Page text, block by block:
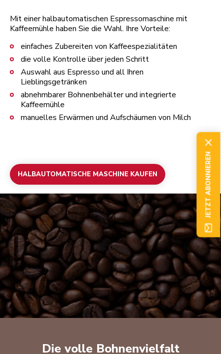
Mit einer halbautomatischen Espressomaschine mit
Kaffeemühle haben Sie die Wahl. Ihre Vorteile:
einfaches Zubereiten von Kaffeespezialitäten
die volle Kontrolle über jeden Schritt
Auswahl aus Espresso und all Ihren
Lieblingsgetränken
abnehmbarer Bohnenbehälter und integrierte
Kaffeemühle
manuelles Erwärmen und Aufschäumen von Milch
HALBAUTOMATISCHE MASCHINE KAUFEN
Die volle Bohnenvielfalt
JETZT ABONNIEREN